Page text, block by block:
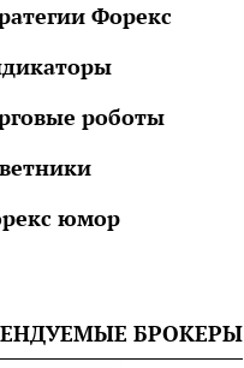
Форекс
роботы
юмор
БРОКЕРЫ